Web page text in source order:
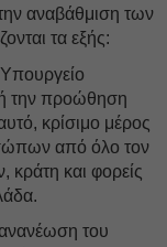
αναβάθμιση των
τα εξής:
την προώθηση
κρίσιμο μέρος
από όλο τον
και φορείς
του